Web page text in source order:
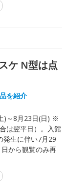
ケ N型は点
を紹介
)～8月23日(日) ※
は翌平日）。入館
生に伴い7月29
から観覧のみ再